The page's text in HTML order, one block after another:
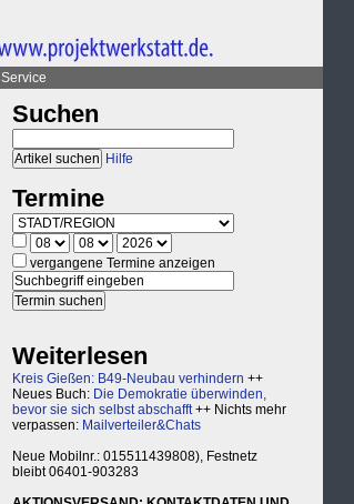
Service
Suchen
Hilfe
Termine
vergangene Termine anzeigen
Weiterlesen
Kreis Gießen: B49-Neubau verhindern ++
Neues Buch: Die Demokratie überwinden,
bevor sie sich selbst abschafft++ Nichts mehr
verpassen: Mailverteiler&Chats
Neue Mobilnr.: 015511439808), Festnetz
bleibt 06401-903283